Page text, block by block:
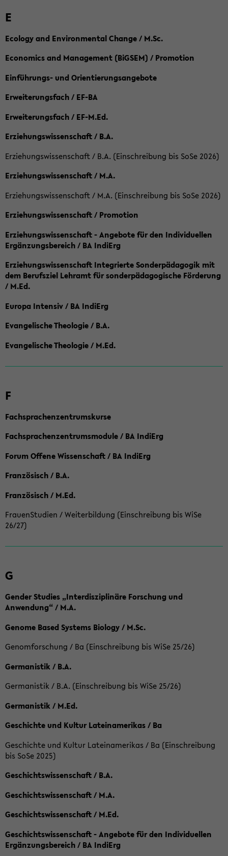
E
Ecology and Environmental Change / M.Sc.
Economics and Management (BiGSEM) / Promotion
Einführungs- und Orientierungsangebote
Erweiterungsfach / EF-BA
Erweiterungsfach / EF-M.Ed.
Erziehungswissenschaft / B.A.
Erziehungswissenschaft / B.A. (Einschreibung bis SoSe 2026)
Erziehungswissenschaft / M.A.
Erziehungswissenschaft / M.A. (Einschreibung bis SoSe 2026)
Erziehungswissenschaft / Promotion
Erziehungswissenschaft - Angebote für den Individuellen
Ergänzungsbereich / BA IndiErg
Erziehungswissenschaft Integrierte Sonderpädagogik mit
dem Berufsziel Lehramt für sonderpädagogische Förderung
/ M.Ed.
Europa Intensiv / BA IndiErg
Evangelische Theologie / B.A.
Evangelische Theologie / M.Ed.
F
Fachsprachenzentrumskurse
Fachsprachenzentrumsmodule / BA IndiErg
Forum Offene Wissenschaft / BA IndiErg
Französisch / B.A.
Französisch / M.Ed.
FrauenStudien / Weiterbildung (Einschreibung bis WiSe
26/27)
G
Gender Studies „Interdisziplinäre Forschung und
Anwendung“ / M.A.
Genome Based Systems Biology / M.Sc.
Genomforschung / Ba (Einschreibung bis WiSe 25/26)
Germanistik / B.A.
Germanistik / B.A. (Einschreibung bis WiSe 25/26)
Germanistik / M.Ed.
Geschichte und Kultur Lateinamerikas / Ba
Geschichte und Kultur Lateinamerikas / Ba (Einschreibung
bis SoSe 2025)
Geschichtswissenschaft / B.A.
Geschichtswissenschaft / M.A.
Geschichtswissenschaft / M.Ed.
Geschichtswissenschaft - Angebote für den Individuellen
Ergänzungsbereich / BA IndiErg